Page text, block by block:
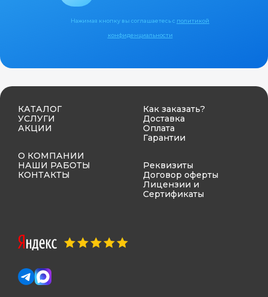
Нажимая кнопку вы соглашаетесь с политикой
конфиденциальности
КАТАЛОГ
УСЛУГИ
АКЦИИ
О КОМПАНИИ
НАШИ РАБОТЫ
КОНТАКТЫ
Как заказать?
Доставка
Оплата
Гарантии
Реквизиты
Договор оферты
Лицензии и
Сертификаты